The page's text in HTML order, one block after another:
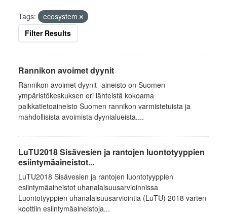
Tags:
ecosystem
Filter Results
Rannikon avoimet dyynit
Rannikon avoimet dyynit -aineisto on Suomen
ympäristökeskuksen eri lähteistä kokoama
paikkatietoaineisto Suomen rannikon varmistetuista ja
mahdollisista avoimista dyynialueista....
LuTU2018 Sisävesien ja rantojen luontotyyppien
esiintymäaineistot...
LuTU2018 Sisävesien ja rantojen luontotyyppien
esiintymäaineistot uhanalaisuusarvioinnissa
Luontotyyppien uhanalaisuusarviointia (LuTU) 2018 varten
koottiin esiintymäaineistoja...